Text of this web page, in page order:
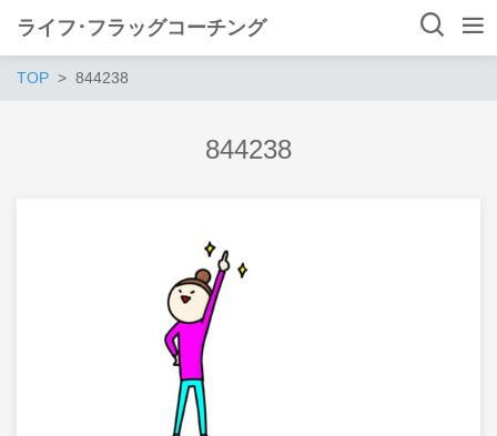
ライフ･フラッグコーチング
TOP 844238
844238